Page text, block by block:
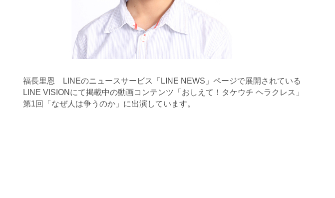
福長里恩
LINEのニュースサービス「LINE NEWS」ページで展開されている
LINE VISIONにて掲載中の動画コンテンツ「おしえて！タケウチ ヘラクレス」
第1回「なぜ人は争うのか」に出演しています。